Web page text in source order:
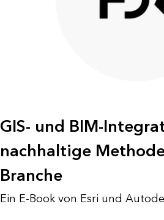
GIS- und BIM-
nachhaltige
Branche
Ein E-Book von Esri und